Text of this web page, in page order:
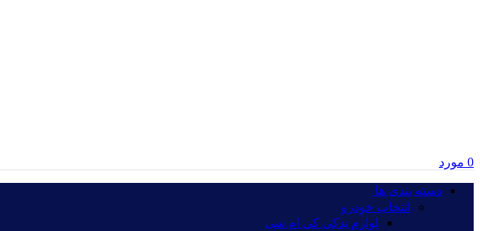
0 مورد
دسته بندی ها‏‏‎ ‎
انتخاب خودرو
لوازم یدکی کی ام سی